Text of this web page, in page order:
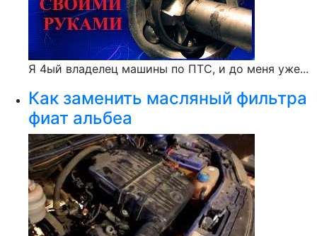
Я 4ый владелец машины по ПТС, и до меня уже...
Как заменить масляный фильтра
фиат альбеа